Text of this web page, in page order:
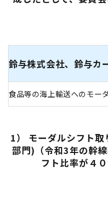
鈴与株式会社、鈴与カ
食品等の海上輸送へのモー
1） モーダルシフト
部門)（令和3年の幹
フト比率が４